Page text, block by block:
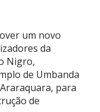
um novo
da
Nigro,
de Umbanda
para
de